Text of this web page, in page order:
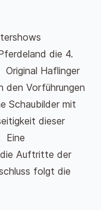
die 4.
Original Haflinger
den Vorführungen
Schaubilder mit
dieser
Eine
Auftritte der
folgt die